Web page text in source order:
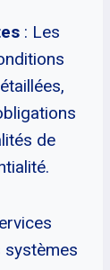
: Les
de
systèmes